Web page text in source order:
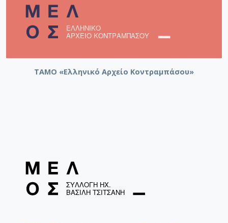
ΤΑΜΟ «Ελληνικό Αρχείο Κοντραμπάσου»